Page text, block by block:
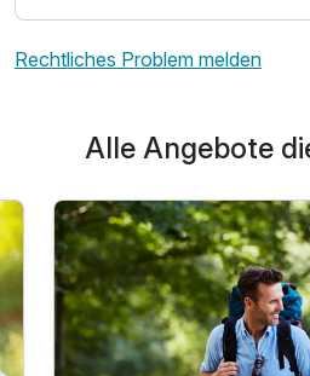
Rechtliches Problem melden
Alle Angebote